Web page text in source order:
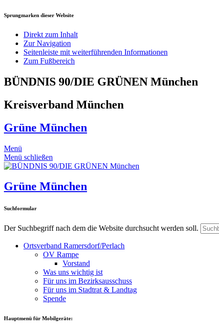
Sprungmarken dieser Website
Direkt zum Inhalt
Zur Navigation
Seitenleiste mit weiterführenden Informationen
Zum Fußbereich
BÜNDNIS 90/DIE GRÜNEN München
Kreisverband München
Grüne München
Menü
Menü schließen
Grüne München
Suchformular
Der Suchbegriff nach dem die Website durchsucht werden soll.
Ortsverband Ramersdorf/Perlach
OV Rampe
Vorstand
Was uns wichtig ist
Für uns im Bezirksausschuss
Für uns im Stadtrat & Landtag
Spende
Hauptmenü für Mobilgeräte: